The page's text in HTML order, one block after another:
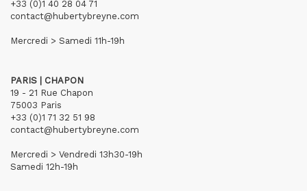
+33 (0)1 40 28 04 71
contact@hubertybreyne.com
Mercredi > Samedi 11h-19h
PARIS | CHAPON
19 - 21 Rue Chapon
75003 Paris
+33 (0)1 71 32 51 98
contact@hubertybreyne.com
Mercredi > Vendredi 13h30-19h
Samedi 12h-19h